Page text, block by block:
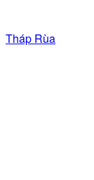
Tháp Rùa